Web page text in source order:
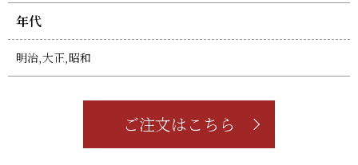
年代
明治,大正,昭和
ご注文はこちら